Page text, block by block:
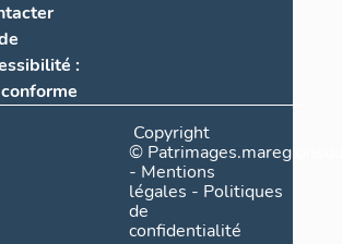
:
Copyright
©
- Mentions
légales - Politiques
de
confidentialité